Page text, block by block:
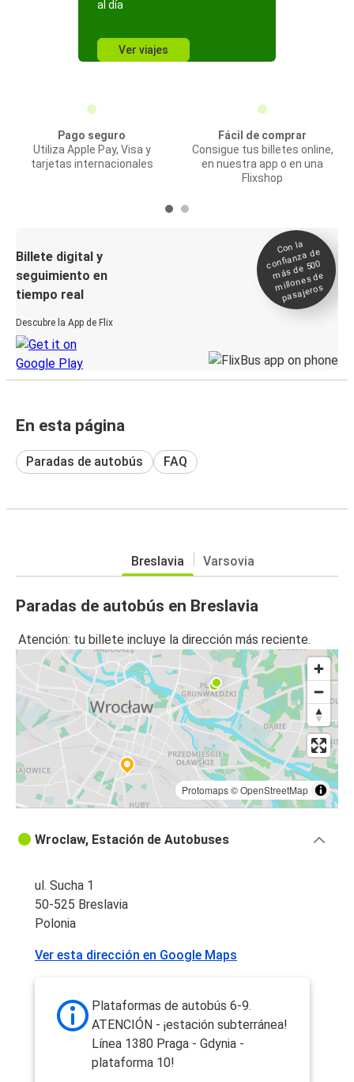
al día
Ver viajes
Pago seguro
Utiliza Apple Pay, Visa y
tarjetas internacionales
Fácil de comprar
Consigue tus billetes online,
en nuestra app o en una
Flixshop
Billete digital y
seguimiento en
tiempo real
Descubre la App de Flix
Con la
confianza de
más de 500
millones de
pasajeros
En esta página
Paradas de autobús FAQ
Breslavia Varsovia
Paradas de autobús en Breslavia
Atención: tu billete incluye la dirección más reciente.
Protomaps©OpenStreetMap
Wroclaw, Estación de Autobuses
ul. Sucha 1
50-525 Breslavia
Polonia
Ver esta dirección en Google Maps
Plataformas de autobús 6-9.
ATENCIÓN - ¡estación subterránea!
Línea 1380 Praga - Gdynia -
plataforma 10!